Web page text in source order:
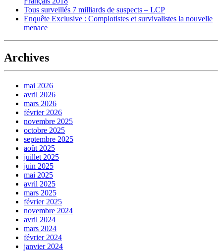
Tous surveillés 7 milliards de suspects – LCP
Enquête Exclusive : Complotistes et survivalistes la nouvelle
menace
Archives
mai 2026
avril 2026
mars 2026
février 2026
novembre 2025
octobre 2025
septembre 2025
août 2025
juillet 2025
juin 2025
mai 2025
avril 2025
mars 2025
février 2025
novembre 2024
avril 2024
mars 2024
février 2024
janvier 2024